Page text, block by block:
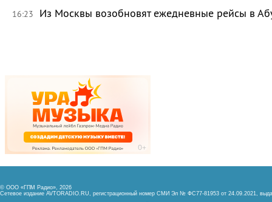
16:23 Из Москвы возобновят ежедневные рейсы в
© ООО «ГПМ Радио», 2026
Сетевое издание AVTORADIO.RU, регистрационный номер СМИ Эл № ФС77-81953 от 24.09.2021,